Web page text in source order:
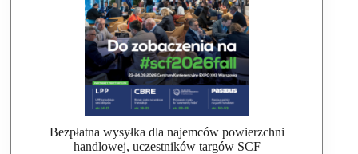
Bezpłatna wysyłka dla najemców powierzchni
handlowej, uczestników targów SCF